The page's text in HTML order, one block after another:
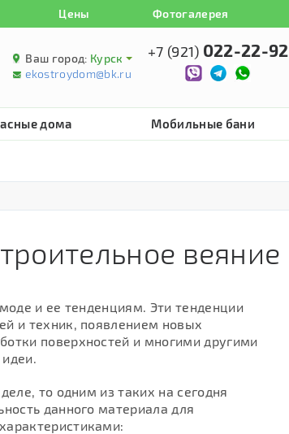
Цены Фотогалерея
Ваш город: Курск
ekostroydom@bk.ru
+7 (921) 022-22-92
дома Мобильные бани
веяние
и ее тенденциям. Эти тенденции
и техник, появлением новых
поверхностей и многими другими
то одним из таких на сегодня
данного материала для